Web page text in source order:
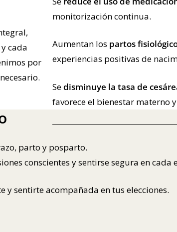
cada
por
monitorización continua.
Aumentan los partos
experiencias positivas de
Sedisminuye la tasa de
favorece el bienestar materno
parto y posparto.
conscientes y sentirse segura en cada
sentirte acompañada en tus elecciones.